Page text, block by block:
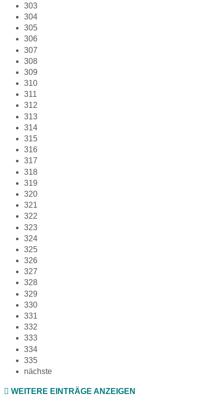
303
304
305
306
307
308
309
310
311
312
313
314
315
316
317
318
319
320
321
322
323
324
325
326
327
328
329
330
331
332
333
334
335
nächste
WEITERE EINTRÄGE ANZEIGEN